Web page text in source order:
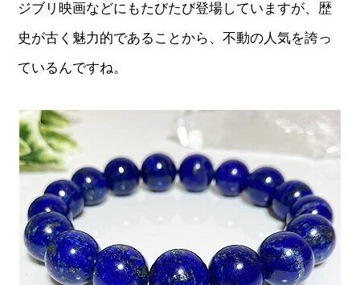
ジブリ映画などにもたびたび登場していますが、歴
史が古く魅力的であることから、不動の人気を誇っ
ているんですね。